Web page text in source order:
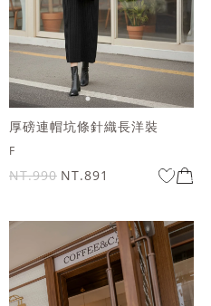
厚磅連帽坑條針織長洋裝
F
NT.990 NT.891